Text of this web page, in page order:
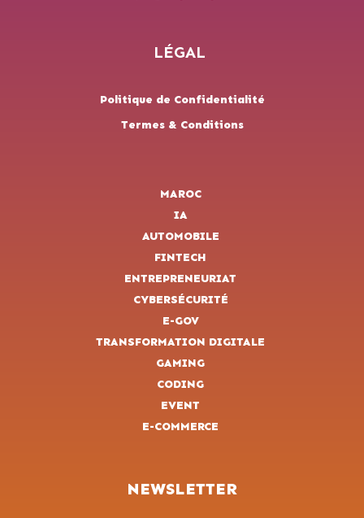
LÉGAL
Politique de Confidentialité
Termes & Conditions
MAROC
IA
AUTOMOBILE
FINTECH
ENTREPRENEURIAT
CYBERSÉCURITÉ
E-GOV
TRANSFORMATION DIGITALE
GAMING
CODING
EVENT
E-COMMERCE
NEWSLETTER